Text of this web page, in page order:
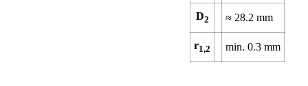
D2 ≈ 28.2 mm
r1,2 min. 0.3 mm